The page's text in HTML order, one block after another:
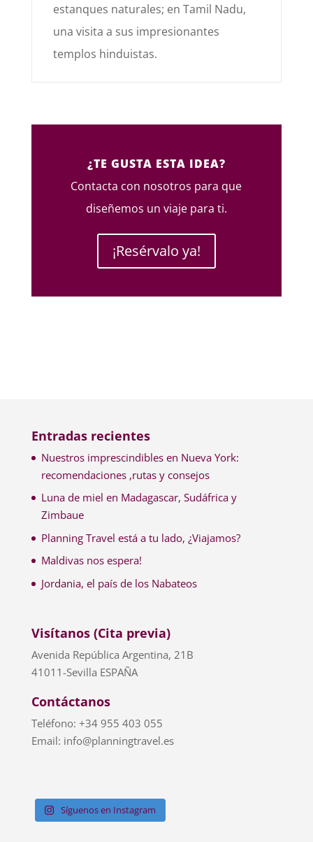
estanques naturales; en Tamil Nadu,
una visita a sus impresionantes
templos hinduistas.
¿TE GUSTA ESTA IDEA?
Contacta con nosotros para que
diseñemos un viaje para ti.
¡Resérvalo ya!
Entradas recientes
Nuestros imprescindibles en Nueva York:
recomendaciones ,rutas y consejos
Luna de miel en Madagascar, Sudáfrica y
Zimbaue
Planning Travel está a tu lado, ¿Viajamos?
Maldivas nos espera!
Jordania, el país de los Nabateos
Visítanos (Cita previa)
Avenida República Argentina, 21B
41011-Sevilla ESPAÑA
Contáctanos
Teléfono: +34 955 403 055
Email: info@planningtravel.es
Síguenos en Instagram